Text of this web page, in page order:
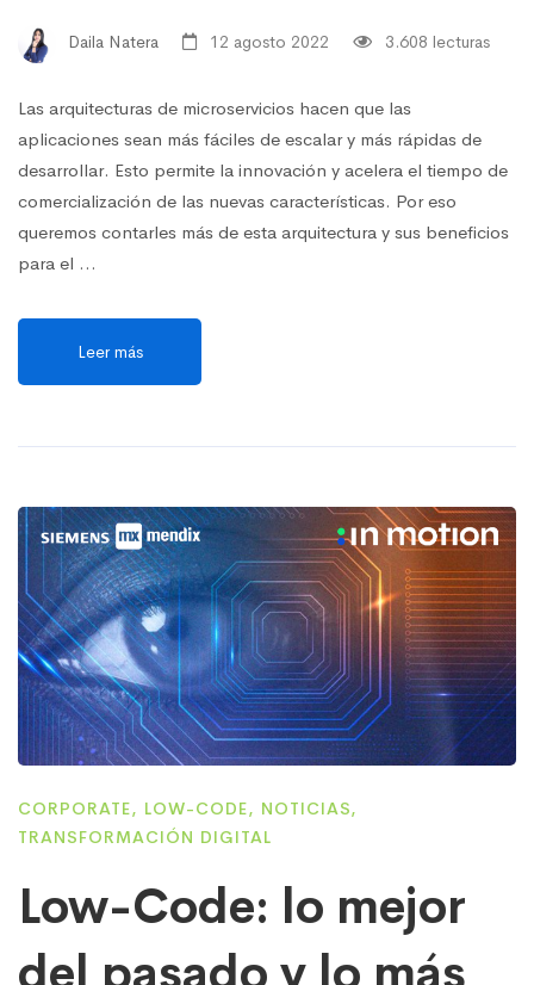
Daila Natera 12 agosto 2022 3.608 lecturas
Las arquitecturas de microservicios hacen que las
aplicaciones sean más fáciles de escalar y más rápidas de
desarrollar. Esto permite la innovación y acelera el tiempo de
comercialización de las nuevas características. Por eso
queremos contarles más de esta arquitectura y sus beneficios
para el …
Leer más
CORPORATE, LOW-CODE, NOTICIAS,
TRANSFORMACIÓN DIGITAL
Low-Code: lo mejor